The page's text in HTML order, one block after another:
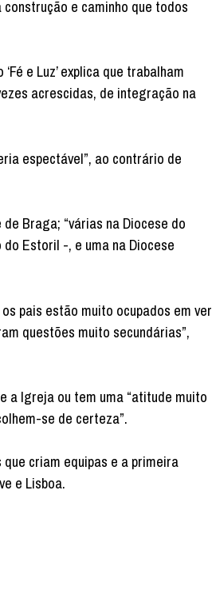
e caminho que todos
e Luz’ explica que trabalham
acrescidas, de integração na
espectável”, ao contrário de
Braga; “várias na Diocese do
Estoril -, e uma na Diocese
pais estão muito ocupados em ver
questões muito secundárias”,
a Igreja ou tem uma “atitude muito
se de certeza”.
criam equipas e a primeira
e Lisboa.